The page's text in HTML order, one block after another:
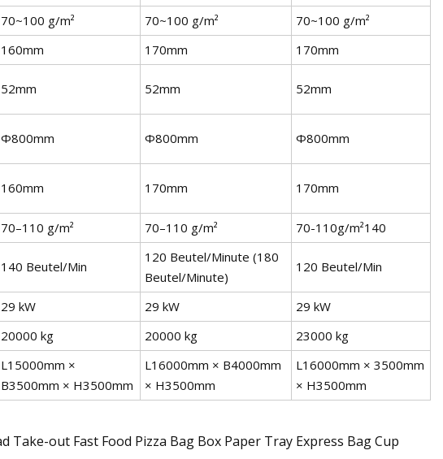
70~100 g/m² 70~100 g/m²
70~100 g/m²
160mm 170mm
170mm
52mm 52mm 52mm
Φ800mm Φ800mm Φ800mm
160mm 170mm 170mm
70–110 g/m² 70–110 g/m² 70-110g/m²140
140 Beutel/Min
120 Beutel/Minute (180
Beutel/Minute)
120 Beutel/Min
29 kW 29 kW
29 kW
20000 kg 20000 kg 23000 kg
L15000mm ×
B3500mm × H3500mm
L16000mm × B4000mm
× H3500mm
L16000mm × 3500mm
× H3500mm